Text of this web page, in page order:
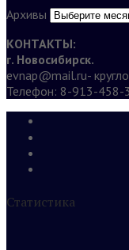
Архивы
КОНТАКТЫ:
г. Новосибирск.
evnap@mail.ru-
Телефон: 8-913-458-
Статистика